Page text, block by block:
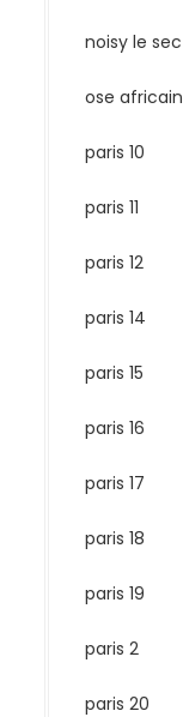
noisy le sec
ose africain
paris 10
paris 11
paris 12
paris 14
paris 15
paris 16
paris 17
paris 18
paris 19
paris 2
paris 20